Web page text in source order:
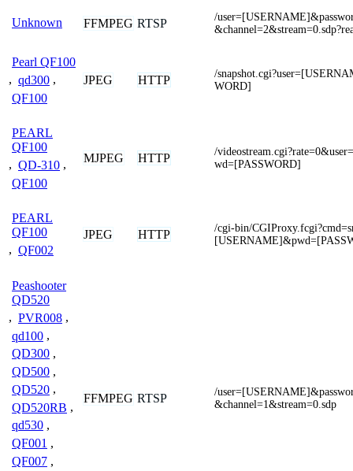
Unknown FFMPEG RTSP
/
Pearl QF100
, qd300 ,
QF100
JPEG HTTP
/
WORD]
PEARL
QF100
, QD-310 ,
QF100
MJPEG HTTP
/
wd=[PASSWORD]
PEARL
QF100
, QF002
JPEG HTTP
/cgi-bin/
Peashooter
QD520
, PVR008 ,
qd100 ,
QD300 ,
QD500 ,
QD520 ,
QD520RB ,
qd530 ,
QF001 ,
QF007 ,
FFMPEG RTSP
/
&channel=1&stream=0.sdp